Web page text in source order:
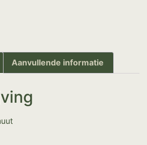
Aanvullende informatie